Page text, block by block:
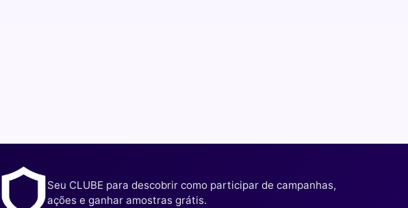
Seu CLUBE para descobrir como participar de campanhas,
ações e ganhar amostras grátis.